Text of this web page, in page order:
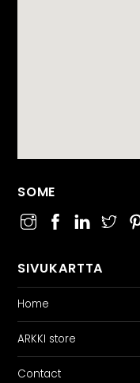
SOME
SIVUKARTTA
Home
ARKKI store
Contact